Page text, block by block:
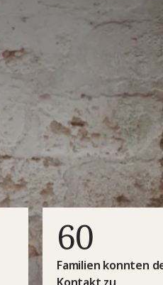
60
Familien konnten